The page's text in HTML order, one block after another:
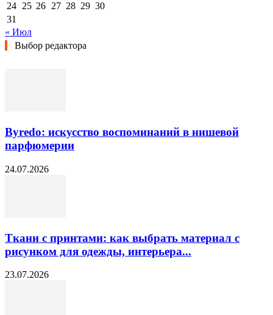
24 25 26 27 28 29 30
31
« Июл
Выбор редактора
Byredo: искусство воспоминаний в нишевой
парфюмерии
24.07.2026
Ткани с принтами: как выбрать материал с
рисунком для одежды, интерьера...
23.07.2026